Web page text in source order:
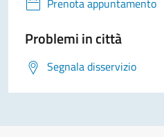
Prenota appuntamento
Problemi in città
Segnala disservizio